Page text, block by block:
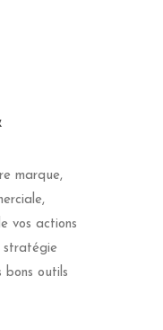
marque,
vos actions
stratégie
bons outils